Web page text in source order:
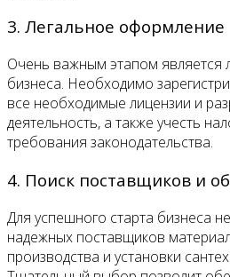
3. Легальное оформление
Очень важным этапом является
бизнеса. Необходимо
все необходимые лицензии и
деятельность, а также учесть
требования законодательства.
4. Поиск поставщиков и
Для успешного старта бизнеса
надежных поставщиков
производства и установки